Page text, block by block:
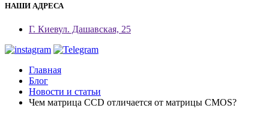
НАШИ АДРЕСА
Г. Киевул. Дашавская, 25
Главная
Блог
Новости и статьи
Чем матрица CCD отличается от матрицы CMOS?